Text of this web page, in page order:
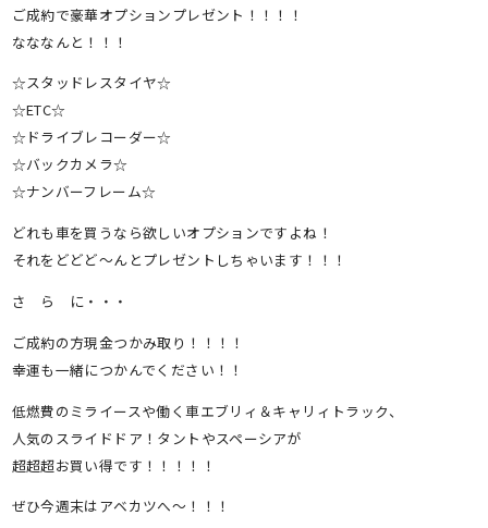
ご成約で豪華オプションプレゼント！！！！
なななんと！！！
☆スタッドレスタイヤ☆
☆ETC☆
☆ドライブレコーダー☆
☆バックカメラ☆
☆ナンバーフレーム☆
どれも車を買うなら欲しいオプションですよね！
それをどどど～んとプレゼントしちゃいます！！！
さ ら に・・・
ご成約の方現金つかみ取り！！！！
幸運も一緒につかんでください！！
低燃費のミライースや働く車エブリィ＆キャリィトラック、
人気のスライドドア！タントやスペーシアが
超超超お買い得です！！！！！
ぜひ今週末はアベカツへ～！！！